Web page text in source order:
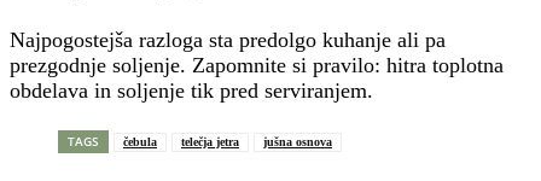
Najpogostejša razloga sta predolgo kuhanje ali pa
prezgodnje soljenje. Zapomnite si pravilo: hitra toplotna
obdelava in soljenje tik pred serviranjem.
TAGS čebula telečja jetra jušna osnova